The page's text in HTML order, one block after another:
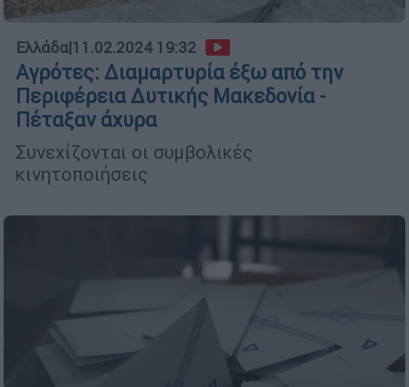
Ελλάδα|11.02.2024 19:32
Αγρότες: Διαμαρτυρία έξω από την
Περιφέρεια Δυτικής Μακεδονία -
Πέταξαν άχυρα
Συνεχίζονται οι συμβολικές
κινητοποιήσεις